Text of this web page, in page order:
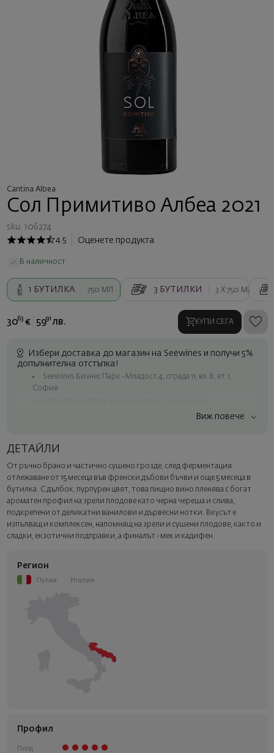
Cantina Albea
Сол Примитиво Албеа 2021
sku: 106274
4.5
Оценете продукта
В наличност
1 БУТИЛКА 750 МЛ 3 БУТИЛКИ 3 X750 МЛ
3063 € 5991 лв. КУПИ СЕГА
Избери доставка до магазин на Seewines и получи 5%
допълнителна отстъпка!
Seewines Бизнес Парк - Младост 4, сграда 11, вх.В, ет.1,
София
Seewines Пловдив - ул. "Княз Александър I", 45, Пловдив
Куриер на Seewines до адрес в рамките на град София
Изненадайте със стил
Добавете луксозна подаръчна опаковка и персонализирана
картичка с ваше пожелание. Изберете тази опция в
следващата стъпка от поръчката.
Виж повече
ДЕТАЙЛИ
От ръчно брано и частично сушено грозде, след ферментация
отлежаване от 15 месеца във френски дъбови бъчви и още 5 месеца в
бутилка. С дълбок, пурпурен цвят, това пищно вино пленява с богат
ароматен профил на зрели плодове като черна череша и слива,
подкрепени от деликатни ванилови и дървесни нотки. Вкусът е
изпълващ и комплексен, напомнящ на зрели и сушени плодове, както и
сладки, екзотични подправки, а финалът - мек и кадифен.
Регион
Пулия Италия
Профил
Плод